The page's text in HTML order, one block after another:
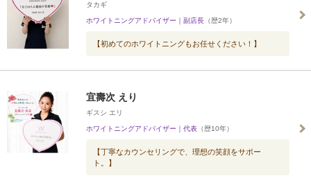
タカギ
ホワイトニングアドバイザー｜副店長 （歴2年）
【初めてのホワイトニングもお任せください！】
宜壽次 えり
ギスシ エリ
ホワイトニングアドバイザー｜代表 （歴10年）
【丁寧なカウンセリングで、理想の笑顔をサポー
ト。】